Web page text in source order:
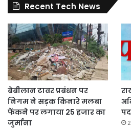
Recent Tech News
बेबीलान टावर प्रबंधन पर
निगम ने सड़क किनारे मलबा
फेंकने पर लगाया 25 हजार का
जुर्माना